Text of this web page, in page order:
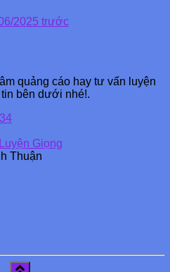
2025 trước
quảng cáo hay tư vấn luyện
bên dưới nhé!.
Giọng
Thuận